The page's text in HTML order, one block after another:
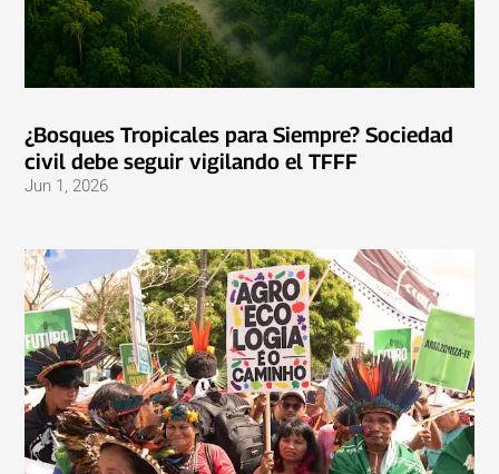
¿Bosques Tropicales para Siempre? Sociedad
civil debe seguir vigilando el TFFF
Jun 1, 2026